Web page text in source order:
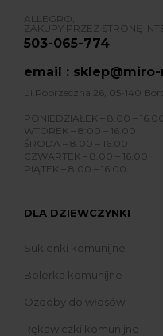
ALLEGRO,
ZAKUPY PRZEZ STRONĘ
503-065-774
email :
ul.Poprzeczna 26, 05-140
PONIEDZIAŁEK – 8.00 –
WTOREK – 8:00 – 16.00
ŚRODA – 8.00 – 16.00
CZWARTEK – 8.00 – 16.00
PIĄTEK – 8.00 – 16.00
DLA DZIEWCZYNKI
Sukienki komunijne
Bolerka komunijne
Ozdoby do włosów
Rękawiczki komunijne